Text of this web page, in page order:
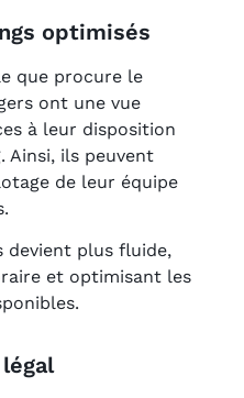
optimisés
que procure le
ont une vue
à leur disposition
Ainsi, ils peuvent
de leur équipe
devient plus fluide,
et optimisant les